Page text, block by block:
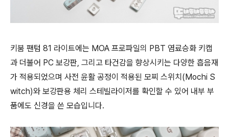
키붐 팬텀 81 라이트에는 MOA 프로파일의 PBT 염료승화 키캡
과 더불어 PC 보강판, 그리고 타건감을 향상시키는 다양한 흡음재
가 적용되었으며 사전 윤활 공정이 적용된 모찌 스위치(Mochi S
witch)와 보강판용 체리 스테빌라이저를 확인할 수 있어 내부 부
품에도 신경을 쓴 모습입니다.